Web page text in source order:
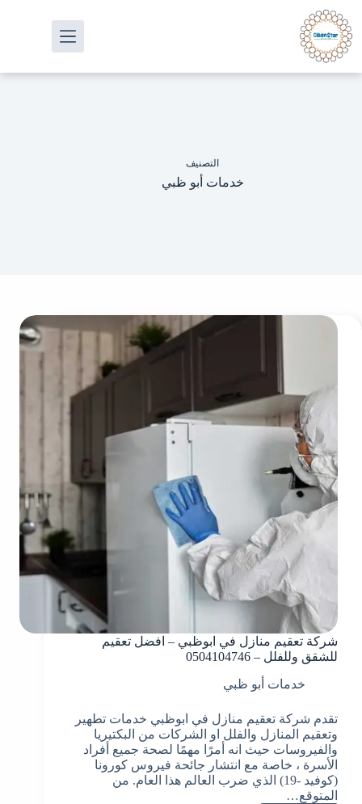
التصنيف
خدمات أبو ظبي
شركة تعقيم منازل في ابوظبي – افضل تعقيم
للشقق وللفلل – 0504104746
خدمات أبو ظبي
تقدم شركة تعقيم منازل في ابوظبي خدمات تطهير
وتعقيم المنازل والفلل او الشركات من البكتيريا
والفيروسات حيث انه أمرًا مهمًا لصحة جميع أفراد
الأسرة ، خاصة مع انتشار جائحة فيروس كورونا
(كوفيد -19) الذي ضرب العالم هذا العام. من
المتوقع…